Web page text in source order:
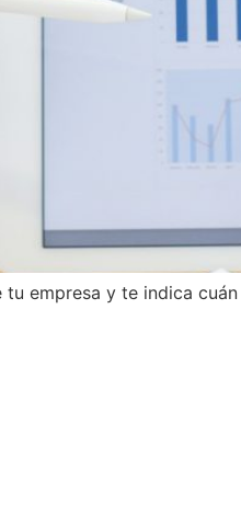
empresa y te indica